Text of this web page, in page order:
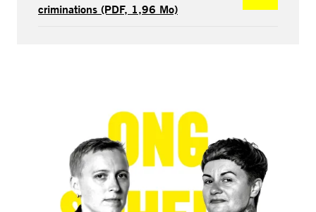
criminations (PDF, 1,96 Mo)